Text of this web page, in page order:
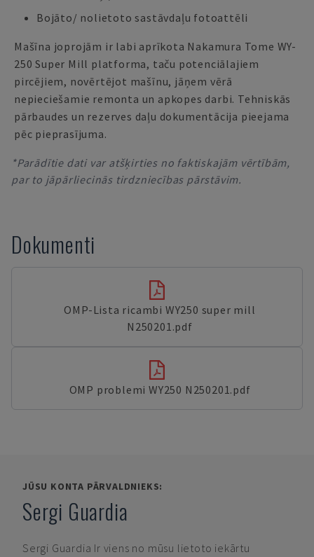
Bojāto/ nolietoto sastāvdaļu fotoattēli
Mašīna joprojām ir labi aprīkota Nakamura Tome WY-
250 Super Mill platforma, taču potenciālajiem
pircējiem, novērtējot mašīnu, jāņem vērā
nepieciešamie remonta un apkopes darbi. Tehniskās
pārbaudes un rezerves daļu dokumentācija pieejama
pēc pieprasījuma.
*Parādītie dati var atšķirties no faktiskajām vērtībām,
par to jāpārliecinās tirdzniecības pārstāvim.
Dokumenti
OMP-Lista ricambi WY250 super mill
N250201.pdf
OMP problemi WY250 N250201.pdf
JŪSU KONTA PĀRVALDNIEKS:
Sergi Guardia
Sergi Guardia Ir viens no mūsu lietoto iekārtu